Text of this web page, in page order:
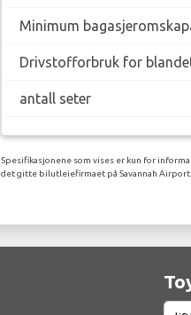
Minimum
Drivstofforbruk for
antall seter
Spesifikasjonene som vises er kun for
det gitte bilutleiefirmaet på Savannah Airport.